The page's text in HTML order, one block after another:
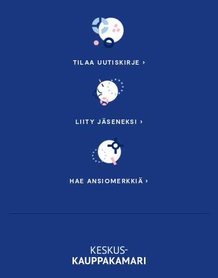
TILAA UUTISKIRJE ›
LIITY JÄSENEKSI ›
HAE ANSIOMERKKIÄ ›